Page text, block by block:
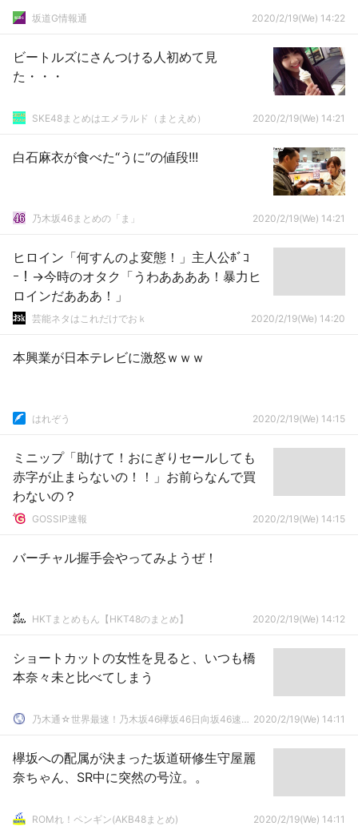
坂道G情報通 2020/2/19(We) 14:22
ビートルズにさんつける人初めて見
た・・・
SKE48まとめはエメラルド（まとえめ） 2020/2/19(We) 14:21
白石麻衣が食べた“うに”の値段!!!
乃木坂46まとめの「ま」 2020/2/19(We) 14:21
ヒロイン「何すんのよ変態！」主人公ﾎﾞｺ
ｰ！→今時のオタク「うわああああ！暴力ヒ
ロインだあああ！」
芸能ネタはこれだけでおｋ 2020/2/19(We) 14:20
本興業が日本テレビに激怒ｗｗｗ
はれぞう 2020/2/19(We) 14:15
ミニップ「助けて！おにぎりセールしても
赤字が止まらないの！！」お前らなんで買
わないの？
GOSSIP速報 2020/2/19(We) 14:15
バーチャル握手会やってみようぜ！
HKTまとめもん【HKT48のまとめ】 2020/2/19(We) 14:12
ショートカットの女性を見ると、いつも橋
本奈々未と比べてしまう
乃木通☆世界最速！乃木坂46欅坂46日向坂46速報まとめ 2020/2/19(We) 14:11
欅坂への配属が決まった坂道研修生守屋麗
奈ちゃん、SR中に突然の号泣。。
ROMれ！ペンギン(AKB48まとめ) 2020/2/19(We) 14:11